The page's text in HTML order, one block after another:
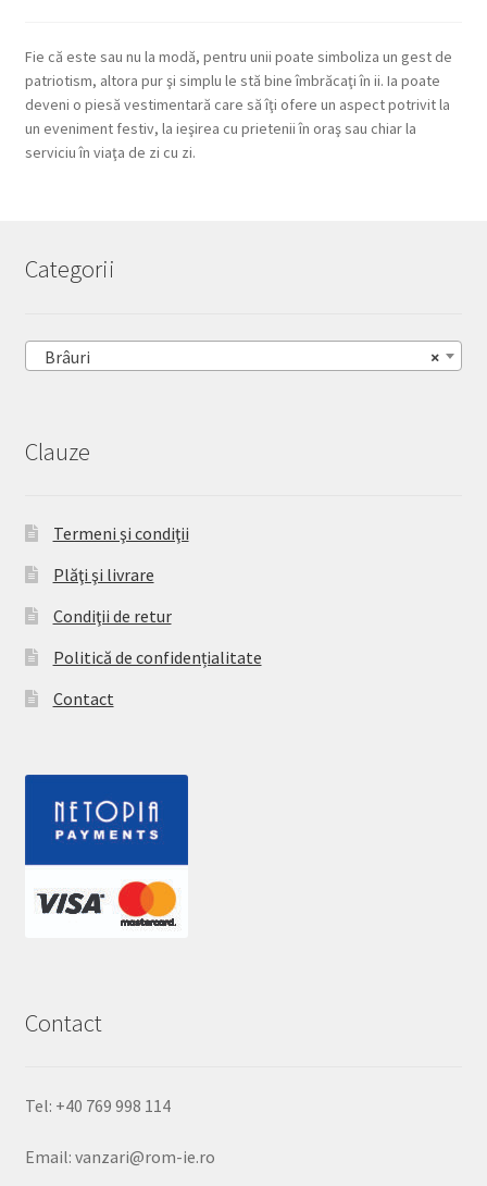
Fie că este sau nu la modă, pentru unii poate simboliza un gest de
patriotism, altora pur şi simplu le stă bine îmbrăcaţi în ii. Ia poate
deveni o piesă vestimentară care să îţi ofere un aspect potrivit la
un eveniment festiv, la ieşirea cu prietenii în oraş sau chiar la
serviciu în viaţa de zi cu zi.
Categorii
×
Brâuri
Clauze
Termeni şi condiţii
Plăţi şi livrare
Condiţii de retur
Politică de confidențialitate
Contact
Contact
Tel: +40 769 998 114
Email: vanzari@rom-ie.ro